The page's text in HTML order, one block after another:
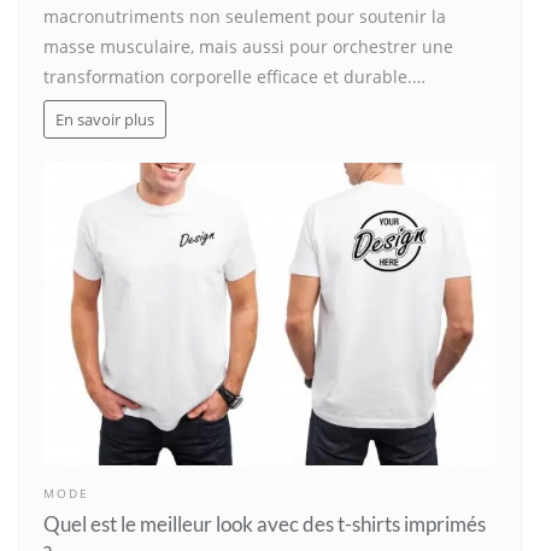
macronutriments non seulement pour soutenir la
masse musculaire, mais aussi pour orchestrer une
transformation corporelle efficace et durable.…
En savoir plus
MODE
Quel est le meilleur look avec des t-shirts imprimés